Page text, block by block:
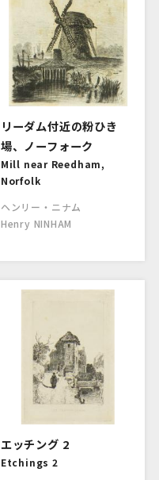
リーダム付近の粉ひき
場、ノーフォーク
Mill near Reedham,
Norfolk
ヘンリー・ニナム
Henry NINHAM
エッチング 2
Etchings 2